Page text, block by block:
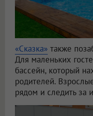
«Сказка» также
Для маленьких
бассейн, который
родителей.
рядом и следить за